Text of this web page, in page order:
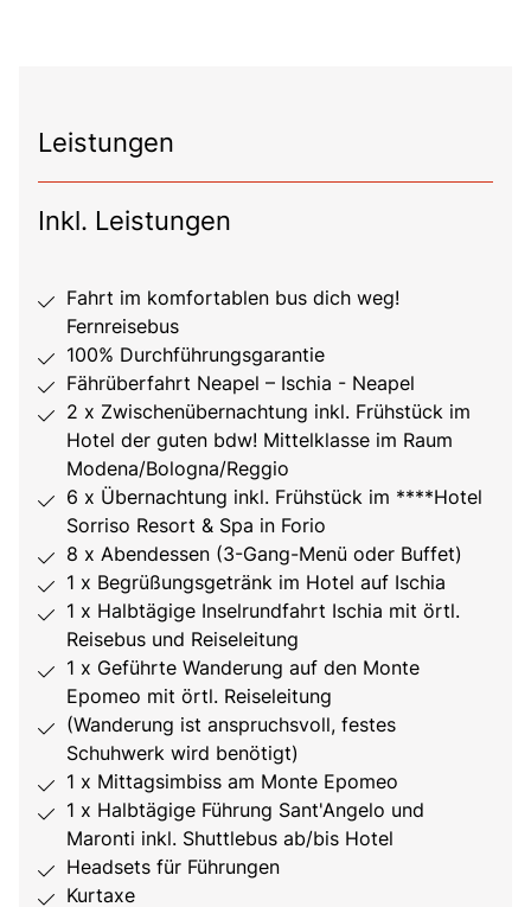
Leistungen
Inkl. Leistungen
Fahrt im komfortablen bus dich weg!
Fernreisebus
100% Durchführungsgarantie
Fährüberfahrt Neapel – Ischia - Neapel
2 x Zwischenübernachtung inkl. Frühstück im
Hotel der guten bdw! Mittelklasse im Raum
Modena/Bologna/Reggio
6 x Übernachtung inkl. Frühstück im ****Hotel
Sorriso Resort & Spa in Forio
8 x Abendessen (3-Gang-Menü oder Buffet)
1 x Begrüßungsgetränk im Hotel auf Ischia
1 x Halbtägige Inselrundfahrt Ischia mit örtl.
Reisebus und Reiseleitung
1 x Geführte Wanderung auf den Monte
Epomeo mit örtl. Reiseleitung
(Wanderung ist anspruchsvoll, festes
Schuhwerk wird benötigt)
1 x Mittagsimbiss am Monte Epomeo
1 x Halbtägige Führung Sant'Angelo und
Maronti inkl. Shuttlebus ab/bis Hotel
Headsets für Führungen
Kurtaxe